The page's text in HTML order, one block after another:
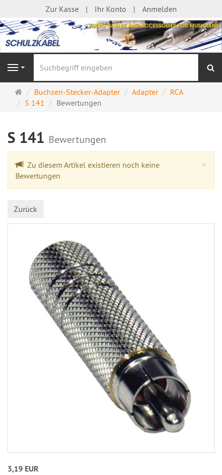
Zur Kasse Ihr Konto Anmelden
Navigation
Startseite
Buchsen-Stecker-Adapter Adapter
RCA
S 141
Bewertungen
S 141 Bewertungen
×
Zu diesem Artikel existieren noch keine
Bewertungen
Zurück
3,19 EUR